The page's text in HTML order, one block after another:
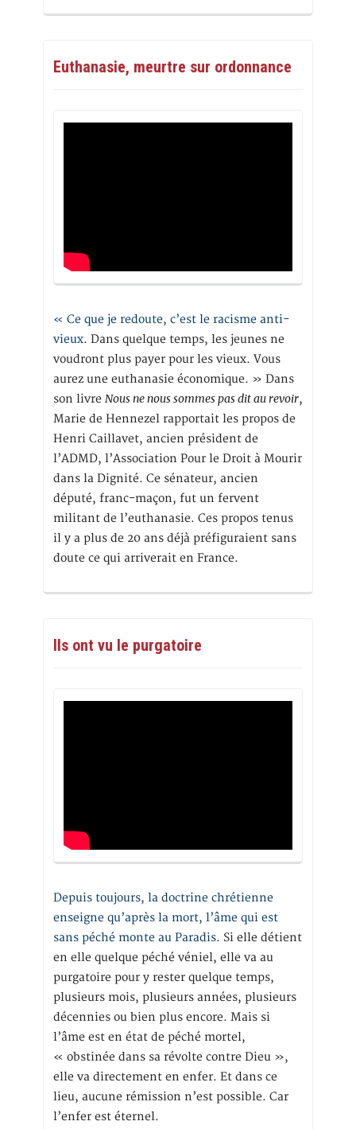
Euthanasie, meurtre sur ordonnance
« Ce que je redoute, c’est le racisme anti-
vieux. Dans quelque temps, les jeunes ne
voudront plus payer pour les vieux. Vous
aurez une euthanasie économique. » Dans
son livre Nous ne nous sommes pas dit au revoir,
Marie de Hennezel rapportait les propos de
Henri Caillavet, ancien président de
l’ADMD, l’Association Pour le Droit à Mourir
dans la Dignité. Ce sénateur, ancien
député, franc-maçon, fut un fervent
militant de l’euthanasie. Ces propos tenus
il y a plus de 20 ans déjà préfiguraient sans
doute ce qui arriverait en France.
Ils ont vu le purgatoire
Depuis toujours, la doctrine chrétienne
enseigne qu’après la mort, l’âme qui est
sans péché monte au Paradis. Si elle détient
en elle quelque péché véniel, elle va au
purgatoire pour y rester quelque temps,
plusieurs mois, plusieurs années, plusieurs
décennies ou bien plus encore. Mais si
l’âme est en état de péché mortel,
« obstinée dans sa révolte contre Dieu »,
elle va directement en enfer. Et dans ce
lieu, aucune rémission n’est possible. Car
l’enfer est éternel.